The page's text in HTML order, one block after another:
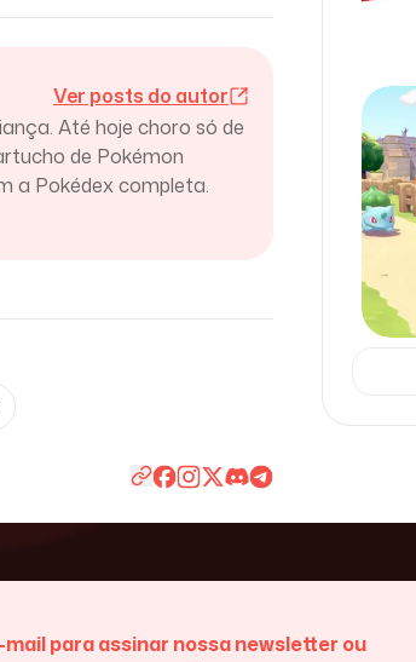
Ver posts do autor
Até hoje choro só de
de Pokémon
a Pokédex completa.
mail para assinar nossa newsletter ou